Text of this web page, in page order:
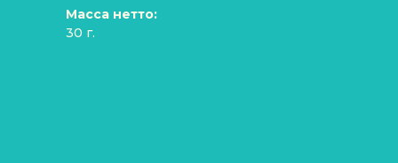
Масса нетто:
30 г.